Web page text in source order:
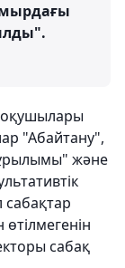
оқушылары
"Абайтану",
және
сабақтар
сабақ